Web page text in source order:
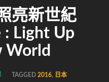
亮新世紀
: Light Up
World
TAGGED2016, 日本